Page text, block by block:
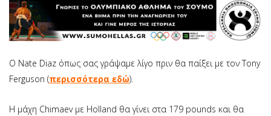
Ο Nate Diaz όπως σας γράψαμε λίγο πριν θα παίξει με τον Tony
Ferguson (περισσότερα εδώ).
H μάχη Chimaev με Holland θα γίνει στα 179 pounds και θα